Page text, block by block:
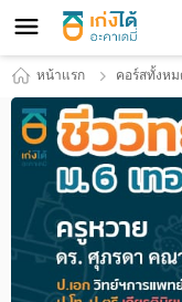
หน้าแรก คอร์สทั้งหม